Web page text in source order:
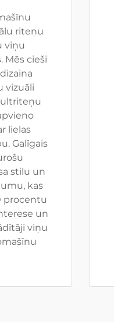
riteņu
viņu
Mēs cieši
vizuāli
lielas
Galīgais
stilu un
kas
procentu
un
viņu